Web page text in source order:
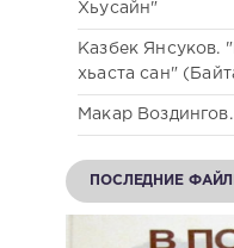
Хьусайн"
Казбек Янсуков.
хьаста сан"
Макар Воздингов.
ПОСЛЕДНИЕ